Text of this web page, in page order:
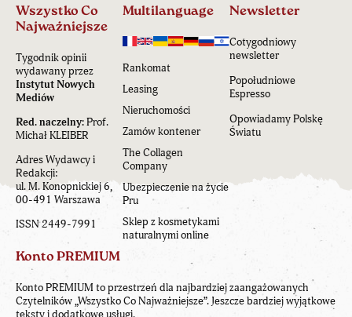
Wszystko Co
Najważniejsze
Tygodnik opinii
wydawany przez
Instytut Nowych
Mediów
Red. naczelny:Prof.
Michał KLEIBER
Adres Wydawcy i
Redakcji:
ul. M. Konopnickiej 6,
00-491 Warszawa
ISSN 2449-7991
Multilanguage
Rankomat
Leasing
Nieruchomości
Zamów kontener
The Collagen
Company
Ubezpieczenie na życie
Pru
Sklep z kosmetykami
naturalnymi online
Newsletter
Cotygodniowy
newsletter
Popołudniowe
Espresso
Opowiadamy Polskę
Światu
Konto PREMIUM
Konto PREMIUM to przestrzeń dla najbardziej zaangażowanych
Czytelników „Wszystko Co Najważniejsze”. Jeszcze bardziej wyjątkowe
teksty i dodatkowe usługi.